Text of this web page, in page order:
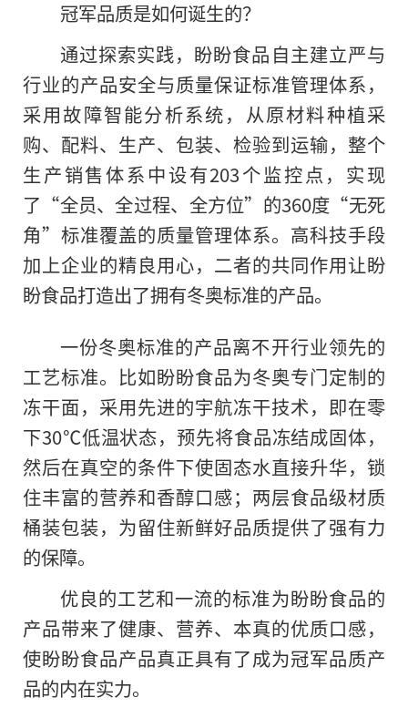
冠军品质是如何诞生的？
通过探索实践，盼盼食品自主建立严与
行业的产品安全与质量保证标准管理体系，
采用故障智能分析系统，从原材料种植采
购、配料、生产、包装、检验到运输，整个
生产销售体系中设有203个监控点，实现
了“全员、全过程、全方位”的360度“无死
角”标准覆盖的质量管理体系。高科技手段
加上企业的精良用心，二者的共同作用让盼
盼食品打造出了拥有冬奥标准的产品。
一份冬奥标准的产品离不开行业领先的
工艺标准。比如盼盼食品为冬奥专门定制的
冻干面，采用先进的宇航冻干技术，即在零
下30℃低温状态，预先将食品冻结成固体，
然后在真空的条件下使固态水直接升华，锁
住丰富的营养和香醇口感；两层食品级材质
桶装包装，为留住新鲜好品质提供了强有力
的保障。
优良的工艺和一流的标准为盼盼食品的
产品带来了健康、营养、本真的优质口感，
使盼盼食品产品真正具有了成为冠军品质产
品的内在实力。